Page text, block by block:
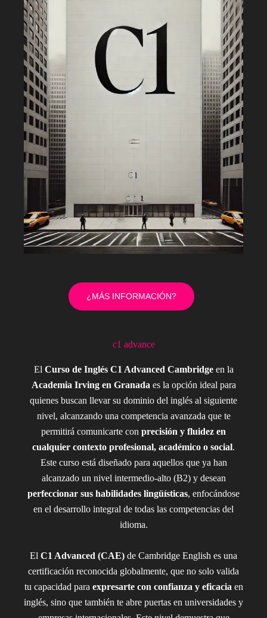
c1 advance
El Curso de Inglés C1 Advanced Cambridgeen la
Academia Irving en Granadaes la opción ideal para
quienes buscan llevar su dominio del inglés al siguiente
nivel, alcanzando una competencia avanzada que te
permitirá comunicarte con precisión y fluidez en
cualquier contexto profesional, académico o social.
Este curso está diseñado para aquellos que ya han
alcanzado un nivel intermedio-alto (B2) y desean
perfeccionar sus habilidades lingüísticas, enfocándose
en el desarrollo integral de todas las competencias del
idioma.
El C1 Advanced (CAE) de Cambridge English es una
certificación reconocida globalmente, que no solo valida
tu capacidad para expresarte con confianza y eficaciaen
inglés, sino que también te abre puertas en universidades y
¿MÁS INFORMACIÓN?